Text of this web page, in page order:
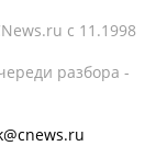
c 11.1998
разбора -